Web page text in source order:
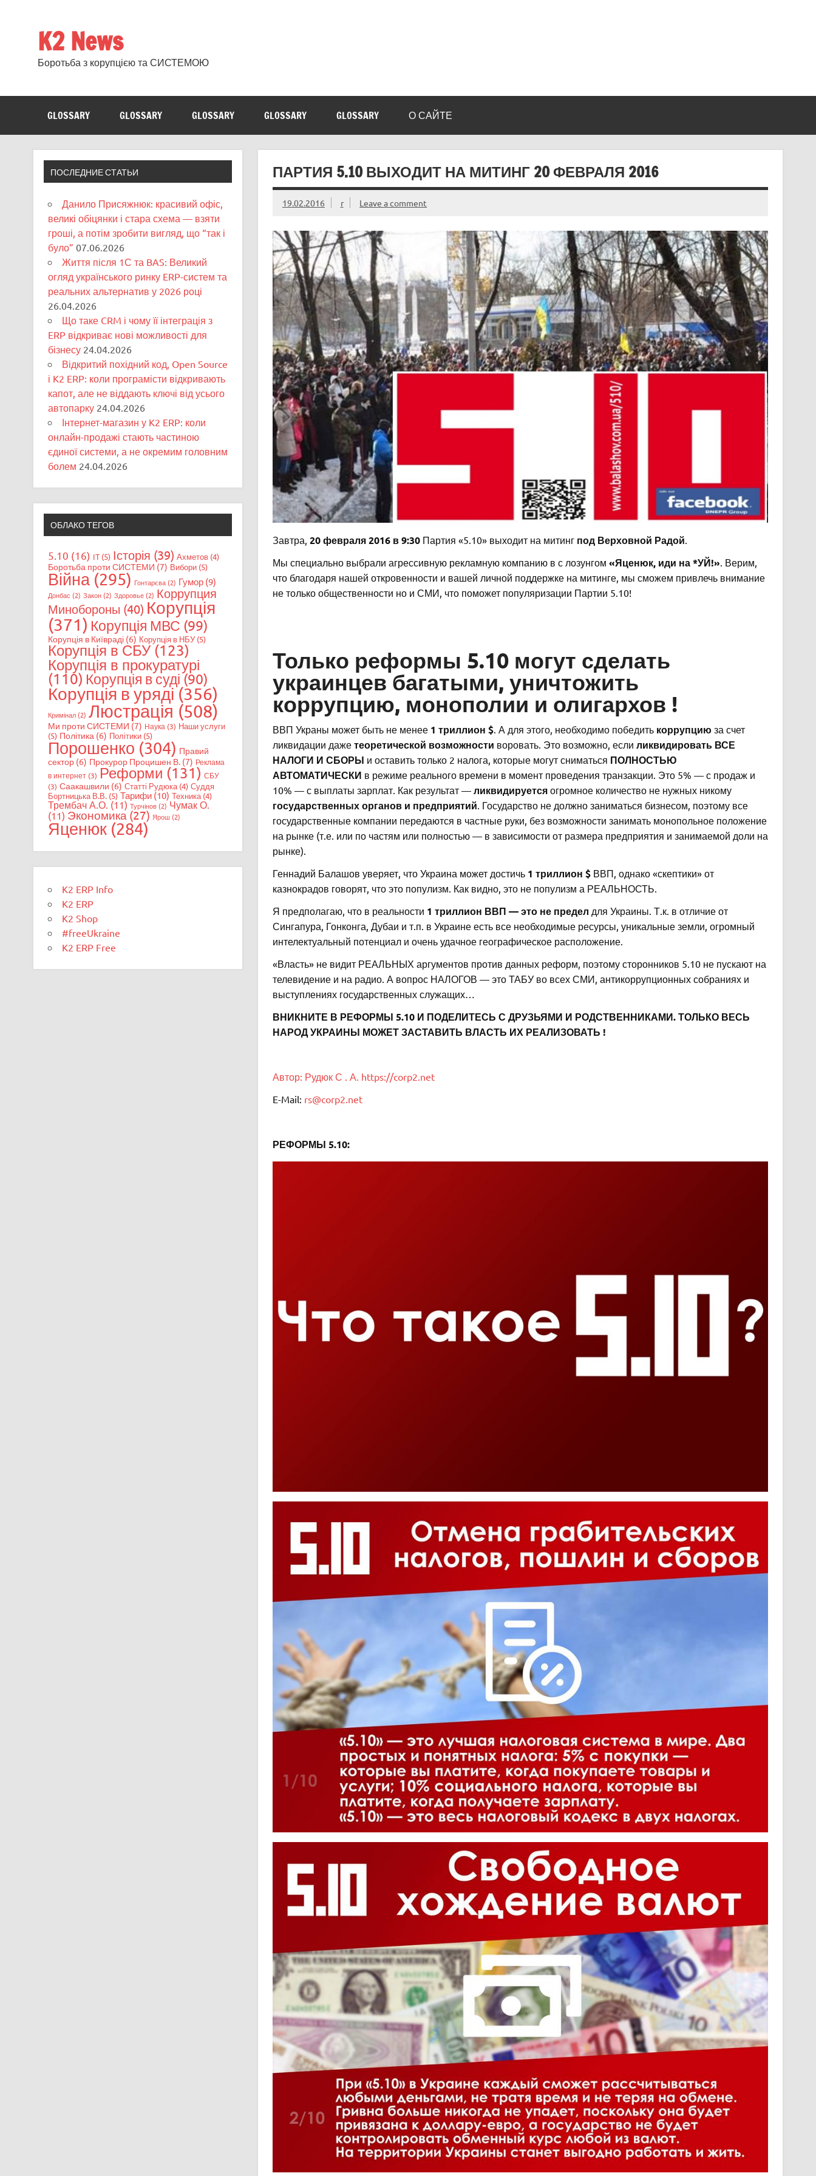
K2 News
Боротьба з корупцією та СИСТЕМОЮ
GLOSSARY GLOSSARY GLOSSARY GLOSSARY GLOSSARY О САЙТЕ
ПАРТИЯ 5.10 ВЫХОДИТ НА МИТИНГ 20 ФЕВРАЛЯ 2016
19.02.2016 r Leave a comment
Завтра, 20 февраля 2016 в 9:30Партия «5.10» выходит на митинг под Верховной Радой
Мы специально выбрали агрессивную рекламную компанию в с лозунгом «Яценюк, иди на *УЙ!» . Верим,
что благодаря нашей откровенности и вашей личной поддержке на митинге, мы сможем привлечь внимание
не только общественности но и СМИ, что поможет популяризации Партии 5.10!
Только реформы 5.10 могут сделать
украинцев багатыми, уничтожить
коррупцию, монополии и олигархов !
ВВП Украны может быть не менее 1 триллион $. А для этого, необходимо победить коррупцию за счет
ликвидации даже теоретической возможности воровать. Это возможно, если ликвидировать ВСЕ
НАЛОГИ И СБОРЫ и оставить только 2 налога, которые могут сниматься ПОЛНОСТЬЮ
АВТОМАТИЧЕСКИ в режиме реального времени в момент проведения транзакции. Это 5% — с продаж и
10% — с выплаты зарплат. Как результат — ликвидируетсяогромное количество не нужных никому
государственных органов и предприятий. Государство не должно заниматься бизнесом, поэтому все
государственные компании передаются в частные руки, без возможности занимать монопольное положение
на рынке (т.е. или по частям или полностью — в зависимости от размера предприятия и занимаемой доли на
рынке).
Геннадий Балашов уверяет, что Украина может достичь 1 триллион $ВВП, однако «скептики» от
казнокрадов говорят, что это популизм. Как видно, это не популизм а РЕАЛЬНОСТЬ.
Я предполагаю, что в реальности 1 триллион ВВП — это не предел для Украины. Т.к. в отличие от
Сингапура, Гонконга, Дубаи и т.п. в Украине есть все необходимые ресурсы, уникальные земли, огромный
интелектуальный потенциал и очень удачное географическое расположение.
«Власть» не видит РЕАЛЬНЫХ аргументов против данных реформ, поэтому сторонников 5.10 не пускают на
телевидение и на радио. А вопрос НАЛОГОВ — это ТАБУ во всех СМИ, антикоррупционных собраниях и
выступлениях государственных служащих…
ВНИКНИТЕ В РЕФОРМЫ 5.10 И ПОДЕЛИТЕСЬ С ДРУЗЬЯМИ И РОДСТВЕННИКАМИ. ТОЛЬКО ВЕСЬ
НАРОД УКРАИНЫ МОЖЕТ ЗАСТАВИТЬ ВЛАСТЬ ИХ РЕАЛИЗОВАТЬ !
Автор: Рудюк С . А. https://corp2.net
E-Mail: rs@corp2.net
РЕФОРМЫ 5.10:
ПОСЛЕДНИЕ СТАТЬИ
Данило Присяжнюк: красивий офіс,
великі обіцянки і стара схема — взяти
гроші, а потім зробити вигляд, що “так і
було” 07.06.2026
Життя після 1С та BAS: Великий
огляд українського ринку ERP-систем та
реальних альтернатив у 2026 році
26.04.2026
Що таке CRM і чому її інтеграція з
ERP відкриває нові можливості для
бізнесу 24.04.2026
Відкритий похідний код, Open Source
і K2 ERP: коли програмісти відкривають
капот, але не віддають ключі від усього
автопарку 24.04.2026
Інтернет-магазин у K2 ERP: коли
онлайн-продажі стають частиною
єдиної системи, а не окремим головним
болем 24.04.2026
ОБЛАКО ТЕГОВ
5.10 (16) IT(5) Історія (39) Ахметов(4)
Боротьба проти СИСТЕМИ (7) Вибори(5)
Війна(295) Гонтарєва(2) Гумор(9)
Донбас (2) Закон(2) Здоровье(2) Коррупция
Минобороны (40) Корупція
(371) Корупція МВС (99)
Корупція в Київраді(6) Корупція в НБУ(5)
Корупція в СБУ(123)
Корупція в прокуратурі
(110) Корупція в суді(90)
Корупція в уряді(356)
Кримінал(2) Люстрація (508)
Ми проти СИСТЕМИ (7) Наука(3) Наши услуги
(5) Політика (6) Політики(5)
Порошенко (304) Правий
сектор(6) Прокурор Процишен В.(7) Реклама
в интернет(3) Реформи (131) СБУ
(3) Саакашвили (6) Статті Рудюка(4) Суддя
Бортницька В.В.(5) Тарифи(10) Техника(4)
Трембач А.О. (11) Турчінов(2) Чумак О.
(11) Экономика (27) Ярош (2)
Яценюк(284)
K2 ERP Info
K2 ERP
K2 Shop
#freeUkraine
K2 ERP Free